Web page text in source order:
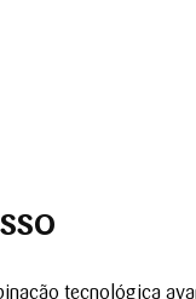
tecnológica